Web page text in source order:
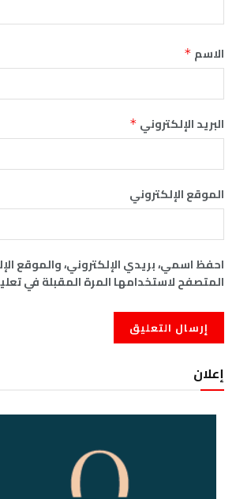
الاسم *
البريد الإلكتروني *
الموقع الإلكتروني
احفظ اسمي، بريدي الإلكتروني، والموقع
المتصفح لاستخدامها المرة المقبلة في
إعلان